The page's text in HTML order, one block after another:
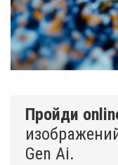
Пройди
Gen Ai.